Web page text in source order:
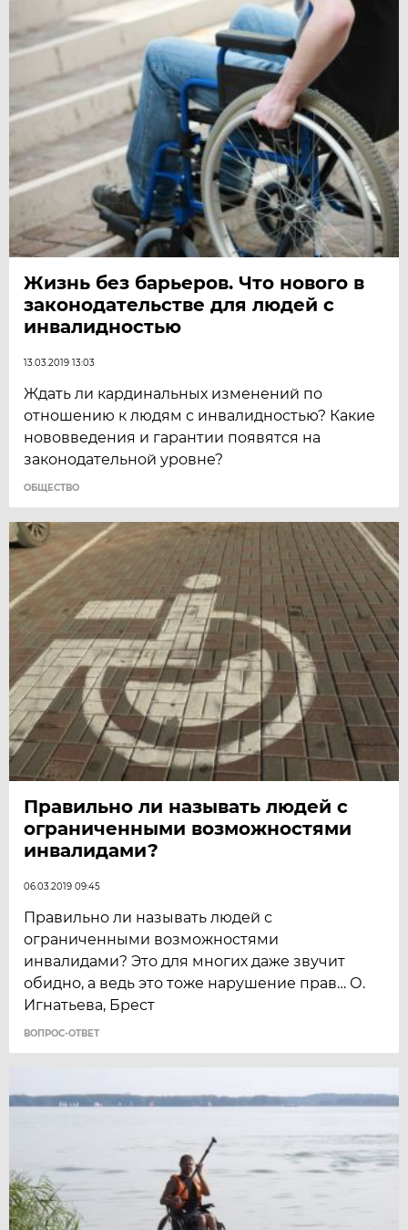
Жизнь без барьеров. Что нового в
законодательстве для людей с
инвалидностью
13.03.2019 13:03
Ждать ли кардинальных изменений по
отношению к людям с инвалидностью? Какие
нововведения и гарантии появятся на
законодательной уровне?
ОБЩЕСТВО
Правильно ли называть людей с
ограниченными возможностями
инвалидами?
06.03.2019 09:45
Правильно ли называть людей с
ограниченными возможностями
инвалидами? Это для многих даже звучит
обидно, а ведь это тоже нарушение прав… О.
Игнатьева, Брест
ВОПРОС-ОТВЕТ